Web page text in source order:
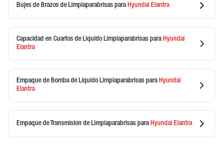
Bujes de Brazos de Limpiaparabrisas para Hyundai Elantra
Capacidad en Cuartos de Liquido Limpiaparabrisas paraHyundai
Elantra
Empaque de Bomba de Liquido Limpiaparabrisas paraHyundai
Elantra
Empaque de Transmision de Limpiaparabrisas para Hyundai Elantra